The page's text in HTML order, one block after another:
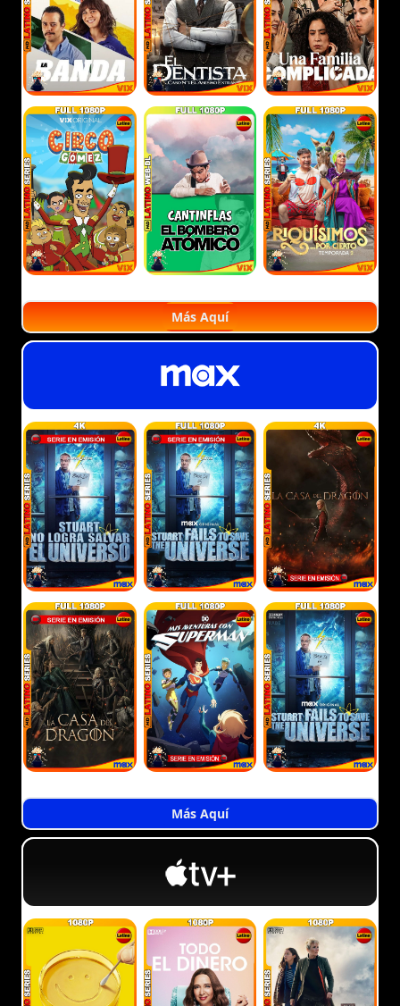
Más Aquí
Más Aquí